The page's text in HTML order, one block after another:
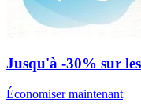
Jusqu'à -30% sur
Économiser maintenant